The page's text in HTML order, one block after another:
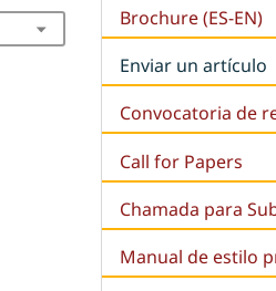
Brochure (ES-EN)
Enviar un artículo
Convocatoria de
Call for Papers
Chamada para
Manual de estilo